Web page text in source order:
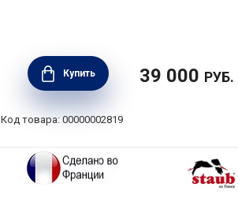
Купить 39 000 РУБ.
Код товара: 00000002819